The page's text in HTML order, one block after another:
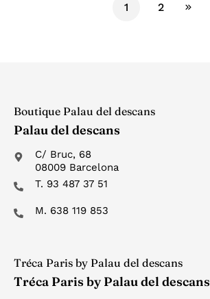
1 2
Boutique Palau del descans
Palau del descans
C/ Bruc, 68
08009 Barcelona
T. 93 487 37 51
M. 638 119 853
Tréca Paris by Palau del descans
Tréca Paris by Palau del descans